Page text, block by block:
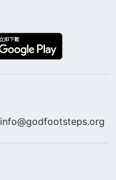
info@godfootsteps.org